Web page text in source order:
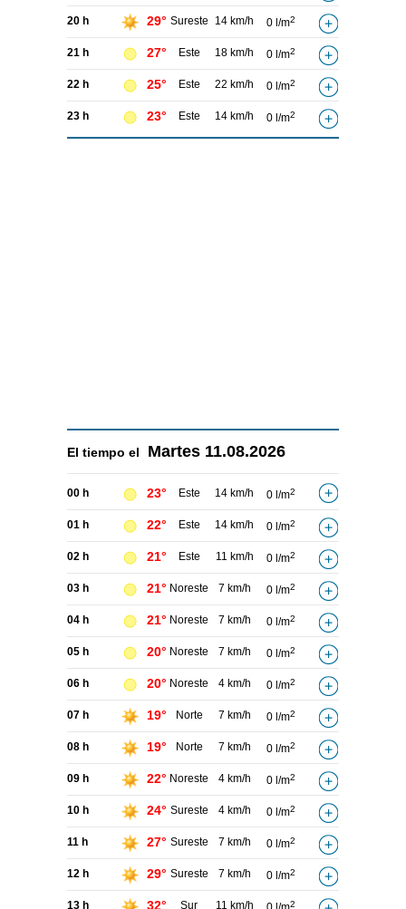
20 h 29° Sureste 14 km/h 0 l/m2
21 h 27° Este 18 km/h 0 l/m2
22 h 25° Este 22 km/h 0 l/m2
23 h 23° Este 14 km/h 0 l/m2
El tiempo el Martes 11.08.2026
00 h 23° Este 14 km/h 0 l/m2
01 h 22° Este 14 km/h 0 l/m2
02 h 21° Este 11 km/h 0 l/m2
03 h 21° Noreste 7 km/h 0 l/m2
04 h 21° Noreste 7 km/h 0 l/m2
05 h 20° Noreste 7 km/h 0 l/m2
06 h 20° Noreste 4 km/h 0 l/m2
07 h 19° Norte 7 km/h 0 l/m2
08 h 19° Norte 7 km/h 0 l/m2
09 h 22° Noreste 4 km/h 0 l/m2
10 h 24° Sureste 4 km/h 0 l/m2
11 h 27° Sureste 7 km/h 0 l/m2
12 h 29° Sureste 7 km/h 0 l/m2
13 h 32° Sur 11 km/h 2